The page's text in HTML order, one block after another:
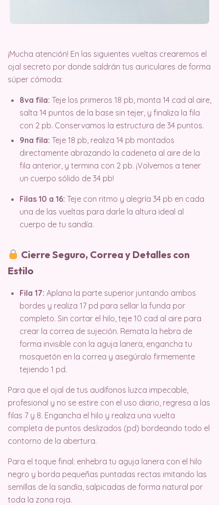
¡Mucha atención! En las siguientes vueltas crearemos el
ojal secreto por donde saldrán tus auriculares de forma
súper cómoda:
8va fila: Teje los primeros 18 pb, monta 14 cad al aire,
salta 14 puntos de la base sin tejer, y finaliza la fila
con 2 pb. Conservamos la estructura de 34 puntos.
9na fila: Teje 18 pb, realiza 14 pb montados
directamente abrazando la cadeneta al aire de la
fila anterior, y termina con 2 pb. ¡Volvemos a tener
un cuerpo sólido de 34 pb!
Filas 10 a 16: Teje con ritmo y alegría 34 pb en cada
una de las vueltas para darle la altura ideal al
cuerpo de tu sandía.
Cierre Seguro, Correa y Detalles con
Estilo
Fila 17: Aplana la parte superior juntando ambos
bordes y realiza 17 pd para sellar la funda por
completo. Sin cortar el hilo, teje 10 cad al aire para
crear la correa de sujeción. Remata la hebra de
forma invisible con la aguja lanera, engancha tu
mosquetón en la correa y asegúralo firmemente
tejiendo 1 pd.
Para que el ojal de tus audífonos luzca impecable,
profesional y no se estire con el uso diario, regresa a las
filas 7 y 8. Engancha el hilo y realiza una vuelta
completa de puntos deslizados (pd) bordeando todo el
contorno de la abertura.
Para el toque final: enhebra tu aguja lanera con el hilo
negro y borda pequeñas puntadas rectas imitando las
semillas de la sandía, salpicadas de forma natural por
toda la zona roja.